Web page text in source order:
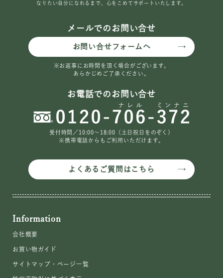
なりたい自分になれるまで、心をこめてサポートいたします。
メールでのお問い合せ
お問い合せフォームへ
※お返事にお時間を頂く場合がございます。
あらかじめご了承ください。
お電話でのお問い合せ
受付時間／10:00〜18:00（土日祝日をのぞく）
※携帯電話からもご利用いただけます。
よくあるご質問はこちら
Information
会社概要
お買い物ガイド
サイトマップ・ページ一覧